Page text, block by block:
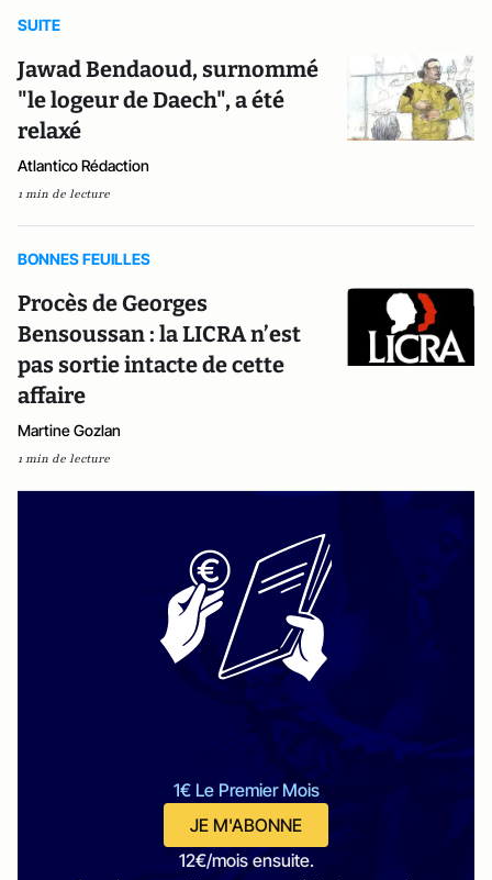
SUITE
Jawad Bendaoud, surnommé
"le logeur de Daech", a été
relaxé
Atlantico Rédaction
1 min de lecture
BONNES FEUILLES
Procès de Georges
Bensoussan : la LICRA n’est
pas sortie intacte de cette
affaire
Martine Gozlan
1 min de lecture
1€ Le Premier Mois
JE M'ABONNE
12€/mois ensuite.